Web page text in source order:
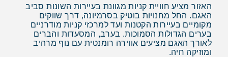
האזור מציע חוויית קניות מגוונת בעיירות השונות סביב
האגם. החל מחנויות בוטיק בסרמיונה, דרך שווקים
מקומיים בעיירות הקטנות ועד למרכזי קניות מודרניים
בערים הגדולות הסמוכות. בערב, המסעדות והברים
לאורך האגם מציעים אווירה רומנטית עם נוף מרהיב
ומוזיקה חיה.